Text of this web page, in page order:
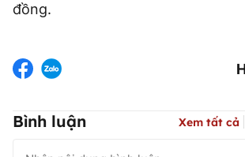
đồng.
Bình luận Xem tất cả